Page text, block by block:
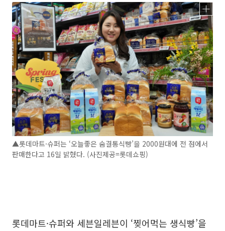
▲롯데마트·슈퍼는 ‘오늘좋은 숨결통식빵’을 2000원대에 전 점에서
판매한다고 16일 밝혔다. (사진제공=롯데쇼핑)
롯데마트·슈퍼와 세븐일레븐이 ‘찢어먹는 생식빵’을